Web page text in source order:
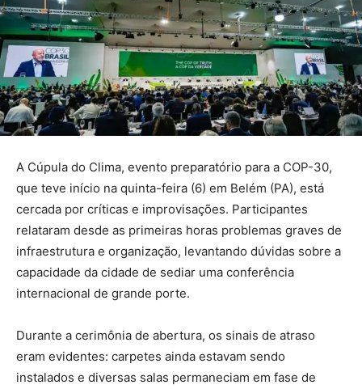
A Cúpula do Clima, evento preparatório para a COP-30,
que teve início na quinta-feira (6) em Belém (PA), está
cercada por críticas e improvisações. Participantes
relataram desde as primeiras horas problemas graves de
infraestrutura e organização, levantando dúvidas sobre a
capacidade da cidade de sediar uma conferência
internacional de grande porte.
Durante a cerimônia de abertura, os sinais de atraso
eram evidentes: carpetes ainda estavam sendo
instalados e diversas salas permaneciam em fase de